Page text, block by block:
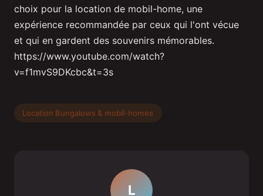
choix pour la location de mobil-home, une
expérience recommandée par ceux qui l'ont vécue
et qui en gardent des souvenirs mémorables.
https://www.youtube.com/watch?
v=f1mvS9DKcbc&t=3s
Location Bungalows & mobil-homes
L